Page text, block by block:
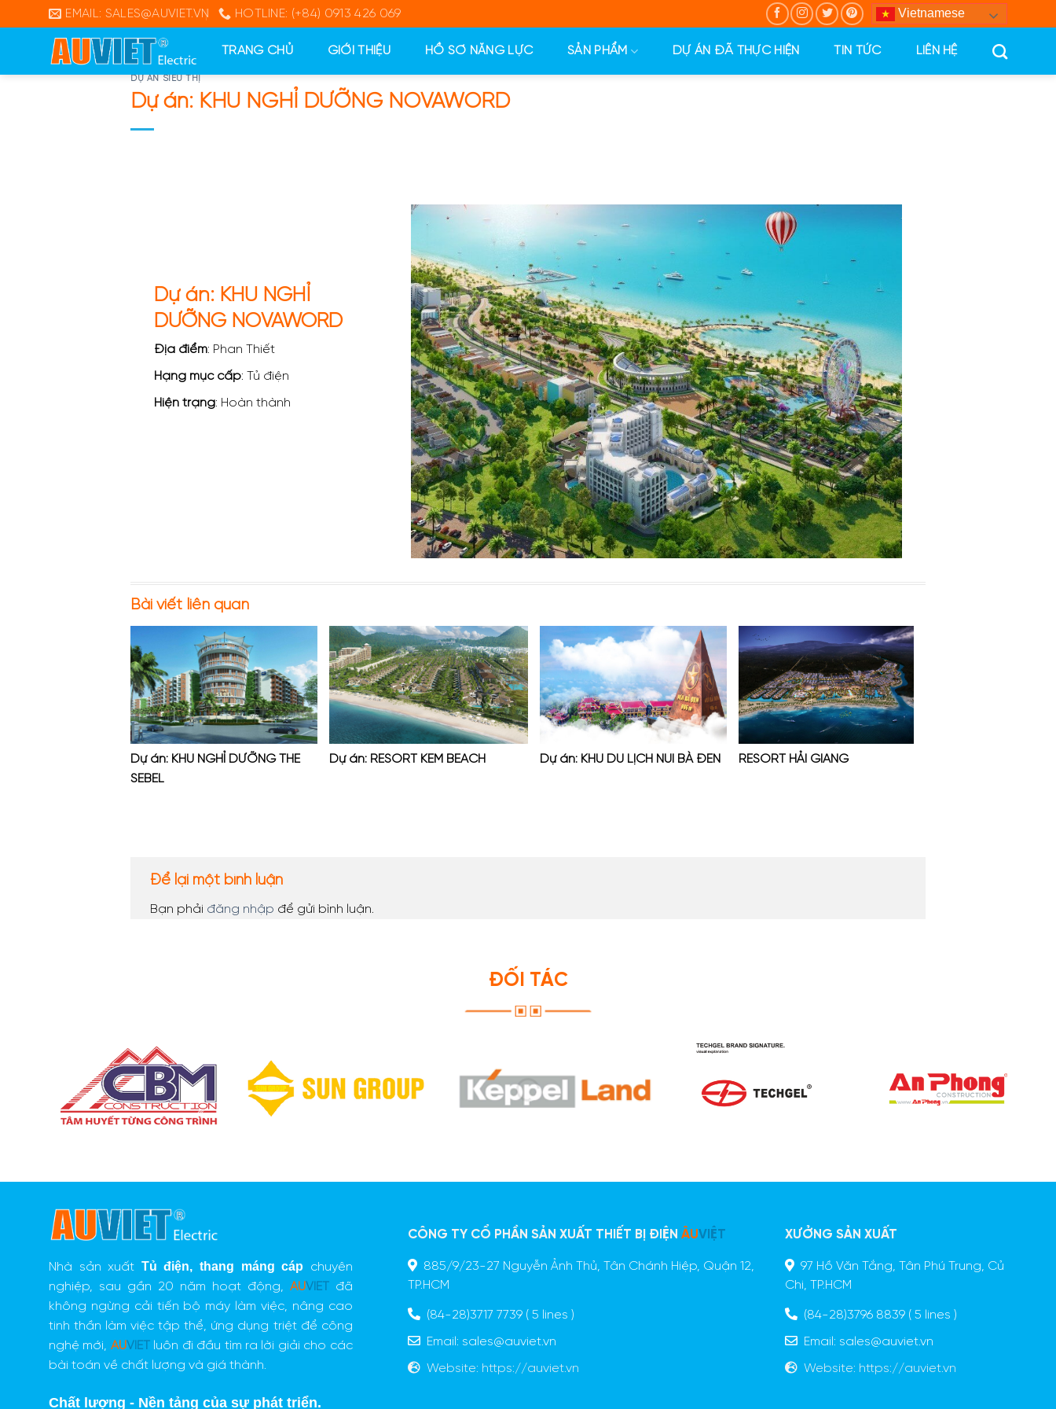
to
EMAIL: SALES@AUVIET.VN HOTLINE: (+84) 0913 426 069 Vietnamese
TRANG CHỦ GIỚI THIỆU HỒ SƠ NĂNG LỰC SẢN PHẨM DỰ ÁN ĐÃ THỰC HIỆN TIN TỨC LIÊN HỆ
DỰ ÁN SIÊU THỊ
Dự án: KHU NGHỈ DƯỠNG NOVAWORD
Dự án: KHU NGHỈ
DƯỠNG NOVAWORD
Địa điểm: Phan Thiết
Hạng mục cấp: Tủ điện
Hiện trạng: Hoàn thành
Bài viết liên quan
Dự án: KHU NGHỈ DƯỠNG THE
SEBEL
Dự án: RESORT KEM BEACH Dự án: KHU DU LỊCH NÚI BÀ ĐEN RESORT HẢI GIANG
Để lại một bình luận
Bạn phải đăng nhập để gửi bình luận.
ĐỐI TÁC
Nhà sản xuất Tủ điện, thang máng cáp chuyên
nghiệp, sau gần 20 năm hoạt động, AUVIETđã
không ngừng cải tiến bộ máy làm việc, nâng cao
tinh thần làm việc tập thể, ứng dụng triệt để công
nghệ mới, AUVIETluôn đi đầu tìm ra lời giải cho các
bài toán về chất lượng và giá thành.
Chất lượng - Nền tảng của sự phát triển.
CÔNG TY CỔ PHẦN SẢN XUẤT THIẾT BỊ ĐIỆN ÂUVIỆT
885/9/23-27 Nguyễn Ảnh Thủ, Tân Chánh Hiệp, Quận 12,
TP.HCM
(84-28)3717 7739( 5 lines )
Email: sales@auviet.vn
Website: https://auviet.vn
XƯỞNG SẢN XUẤT
97 Hồ Văn Tắng, Tân Phú Trung, Củ
Chi, TP.HCM
(84-28)3796 8839 ( 5 lines )
Email: sales@auviet.vn
Website: https://auviet.vn